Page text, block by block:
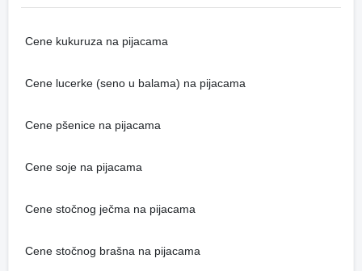
Cene kukuruza na pijacama
Cene lucerke (seno u balama) na pijacama
Cene pšenice na pijacama
Cene soje na pijacama
Cene stočnog ječma na pijacama
Cene stočnog brašna na pijacama